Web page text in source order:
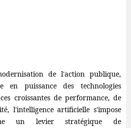
de l'action publique,
puissance des technologies
croissantes de performance, de
l'intelligence artificielle s'impose
un levier stratégique de